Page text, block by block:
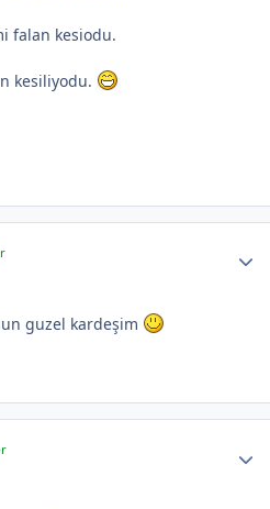
falan kesiodu.
kesiliyodu.
guzel kardeşim